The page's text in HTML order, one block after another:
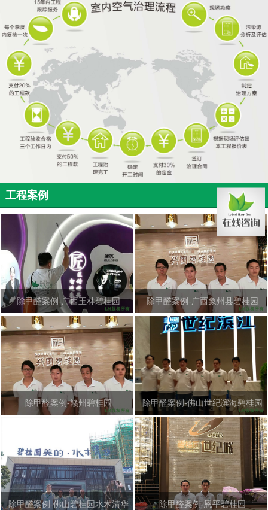
工程案例 更多<<
除甲醛案例-广西玉林碧桂园 除甲醛案例-广西象州县碧桂园
除甲醛案例-赣州碧桂园 除甲醛案例-佛山世纪滨海碧桂园
除甲醛案例-佛山碧桂园水木清华 除甲醛案例-恩平碧桂园